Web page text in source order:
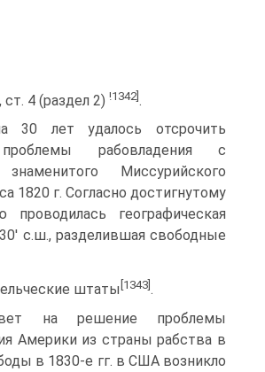
ст. 4 (раздел 2) !1342] .
30 лет удалось отсрочить
рабовладения с
Миссурийского
1820 г. Согласно достигнутому
проводилась географическая
с.ш., разделившая свободные
штаты [1343] .
на решение проблемы
Америки из страны рабства в
в 1830-е гг. в США возникло